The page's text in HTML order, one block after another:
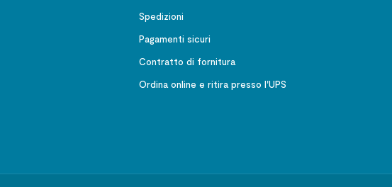
Spedizioni
Pagamenti sicuri
Contratto di fornitura
Ordina online e ritira presso l'UPS